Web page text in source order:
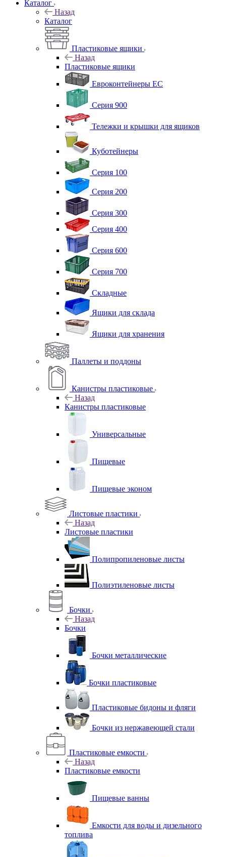
Каталог
Назад
Каталог
Пластиковые ящики
Назад
Пластиковые ящики
Евроконтейнеры ЕС
Серия 900
Тележки и крышки для ящиков
Куботейнеры
Серия 100
Серия 200
Серия 300
Серия 400
Серия 600
Серия 700
Складные
Ящики для склада
Ящики для хранения
Паллеты и поддоны
Канистры пластиковые
Назад
Канистры пластиковые
Универсальные
Пищевые
Пищевые эконом
Листовые пластики
Назад
Листовые пластики
Полипропиленовые листы
Полиэтиленовые листы
Бочки
Назад
Бочки
Бочки металлические
Бочки пластиковые
Пластиковые бидоны и фляги
Бочки из нержавеющей стали
Пластиковые емкости
Назад
Пластиковые емкости
Пищевые ванны
Емкости для воды и дизельного
топлива